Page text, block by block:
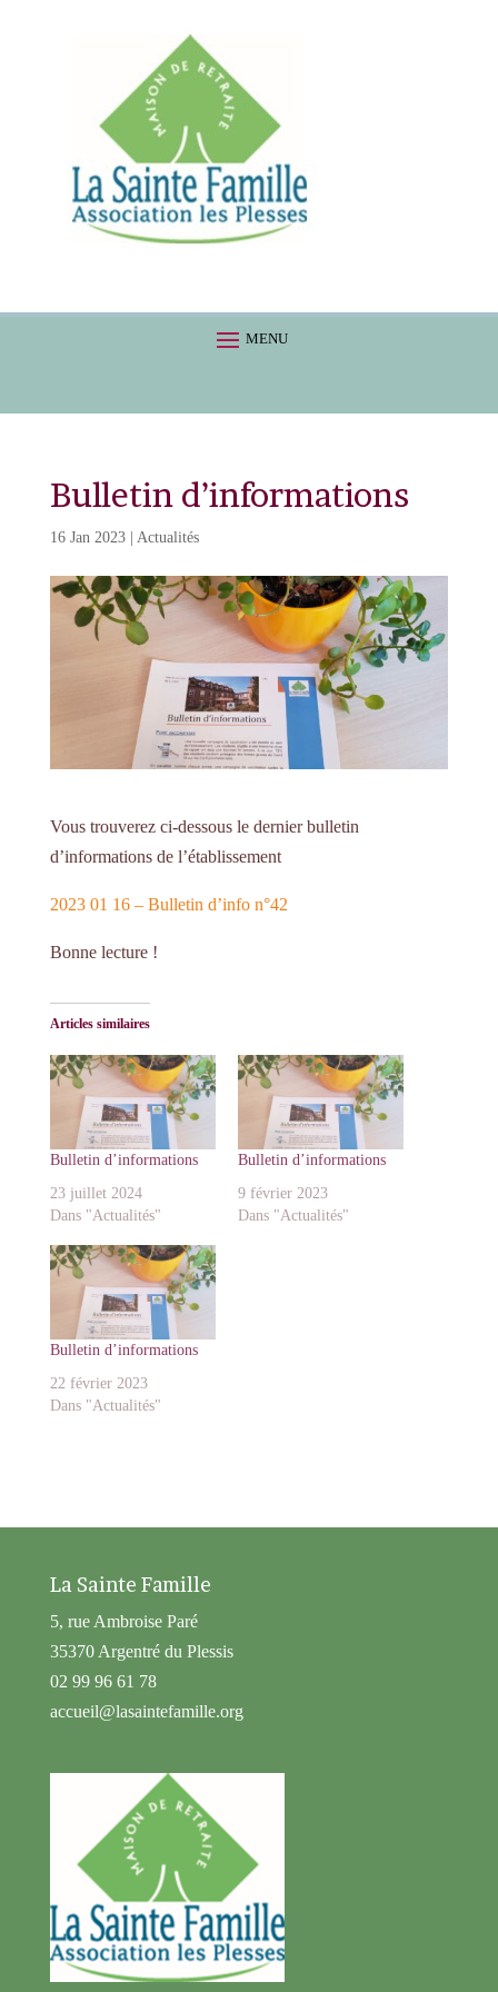
Bulletin d’informations
16 Jan 2023| Actualités
Vous trouverez ci-dessous le dernier bulletin
d’informations de l’établissement
2023 01 16 – Bulletin d’info n°42
Bonne lecture !
Articles similaires
Bulletin d’informations
23 juillet 2024
Dans "Actualités"
Bulletin d’informations
9 février 2023
Dans "Actualités"
Bulletin d’informations
22 février 2023
Dans "Actualités"
La Sainte Famille
5, rue Ambroise Paré
35370 Argentré du Plessis
02 99 96 61 78
accueil@lasaintefamille.org